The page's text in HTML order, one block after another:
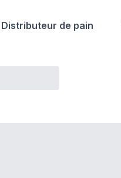
Distributeur de pain